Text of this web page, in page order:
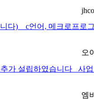
다) c언어, 메크로프로
오
가 설립하였습니다 사
엠